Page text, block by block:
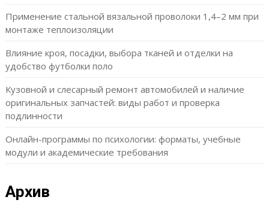
Применение стальной вязальной проволоки 1,4–2 мм при
монтаже теплоизоляции
Влияние кроя, посадки, выбора тканей и отделки на
удобство футболки поло
Кузовной и слесарный ремонт автомобилей и наличие
оригинальных запчастей: виды работ и проверка
подлинности
Онлайн-программы по психологии: форматы, учебные
модули и академические требования
Архив